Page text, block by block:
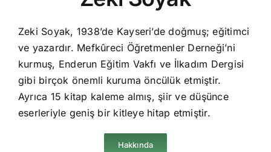
Zeki Soyak, 1938’de Kayseri’de doğmuş; eğitimci
ve yazardır. Mefkûreci Öğretmenler Derneği’ni
kurmuş, Enderun Eğitim Vakfı ve İlkadım Dergisi
gibi birçok önemli kuruma öncülük etmiştir.
Ayrıca 15 kitap kaleme almış, şiir ve düşünce
eserleriyle geniş bir kitleye hitap etmiştir.
Hakkında